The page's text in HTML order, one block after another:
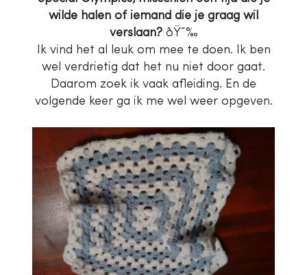
wilde halen of iemand die je graag wil
verslaan?ðŸ˜‰
Ik vind het al leuk om mee te doen. Ik ben
wel verdrietig dat het nu niet door gaat.
Daarom zoek ik vaak afleiding. En de
volgende keer ga ik me wel weer opgeven.